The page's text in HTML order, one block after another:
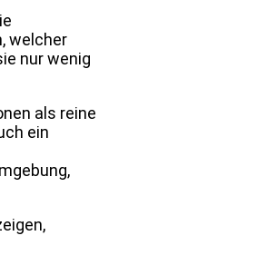
welcher
nur wenig
als reine
ein